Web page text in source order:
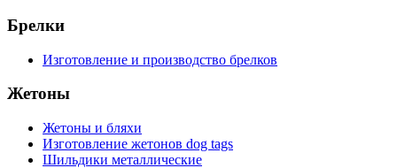
Брелки
Изготовление и производство брелков
Жетоны
Жетоны и бляхи
Изготовление жетонов dog tags
Шильдики металлические